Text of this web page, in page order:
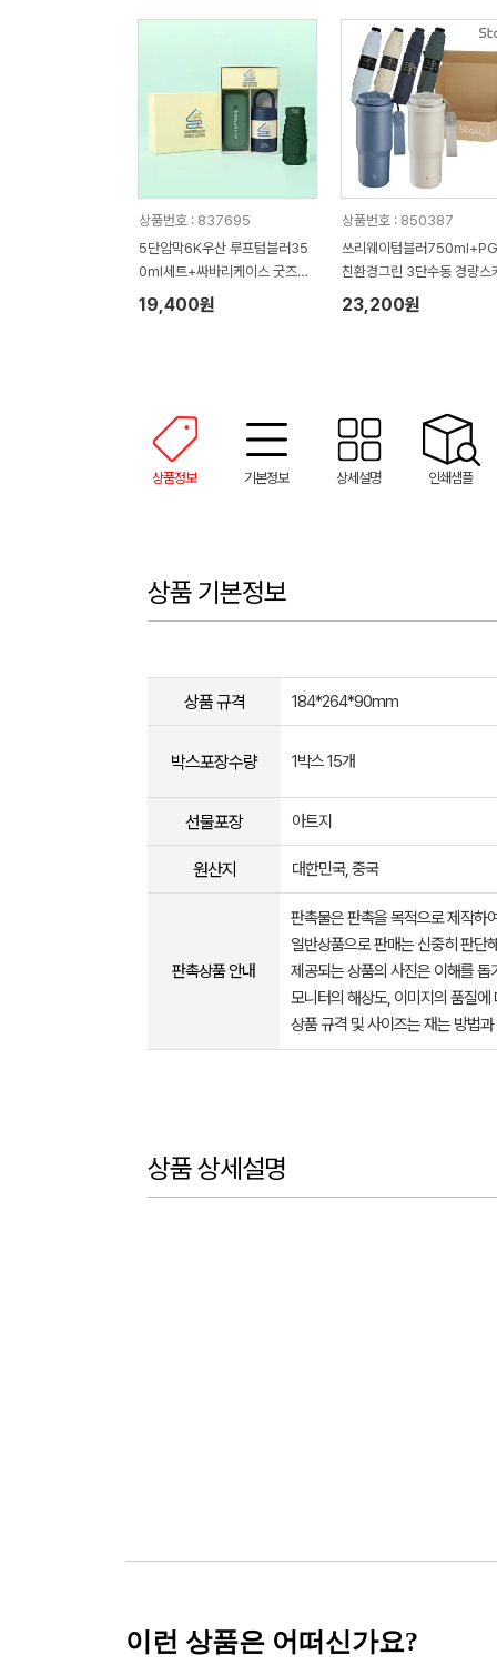
상품번호 : 837695
5단암막6K우산 루프텀블러35
0ml세트+싸바리케이스 굿즈세
트
19,400원
상품번호 : 850387
쓰리웨이텀블러
친환경그린 3단수동 경량스
23,200원
상품정보 기본정보 상세설명 인쇄샘플
상품 기본정보
상품 규격 184*264*90mm
박스포장수량 1박스 15개
선물포장 아트지
원산지 대한민국, 중국
판촉상품 안내
판촉물은 판촉을 목적으로 제작하
일반상품으로 판매는 신중히 판단
제공되는 상품의 사진은 이해를
모니터의 해상도, 이미지의 품질
상품 규격 및 사이즈는 재는 방법
상품 상세설명
이런 상품은 어떠신가요?